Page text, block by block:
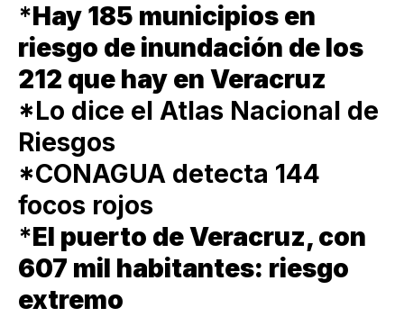
*Hay 185 municipios en
riesgo de inundación de los
212 que hay en Veracruz
*Lo dice el Atlas Nacional de
Riesgos
*CONAGUA detecta 144
focos rojos
*El puerto de Veracruz, con
607 mil habitantes: riesgo
extremo